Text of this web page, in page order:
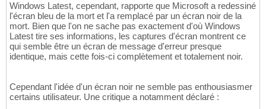
Windows Latest, cependant, rapporte que Microsoft a redessiné
l'écran bleu de la mort et l'a remplacé par un écran noir de la
mort. Bien que l'on ne sache pas exactement d'où Windows
Latest tire ses informations, les captures d'écran montrent ce
qui semble être un écran de message d'erreur presque
identique, mais cette fois-ci complètement et totalement noir.
Cependant l'idée d'un écran noir ne semble pas enthousiasmer
certains utilisateur. Une critique a notamment déclaré :